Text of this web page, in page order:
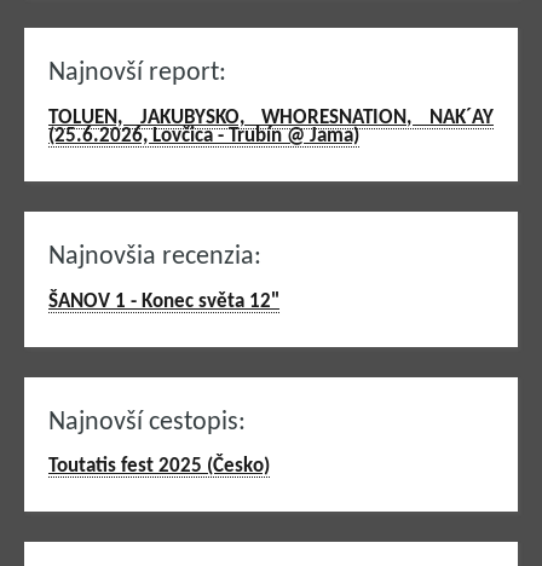
Najnovší report:
TOLUEN, JAKUBYSKO, WHORESNATION, NAK´AY
(25.6.2026, Lovčica - Trubín @ Jama)
Najnovšia recenzia:
ŠANOV 1 - Konec světa 12"
Najnovší cestopis:
Toutatis fest 2025 (Česko)